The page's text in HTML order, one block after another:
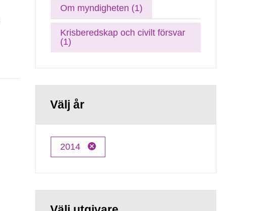
Om myndigheten (1)
Krisberedskap och civilt försvar
(1)
Välj år
2014